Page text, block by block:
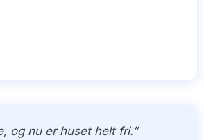
og nu er huset helt fri.”